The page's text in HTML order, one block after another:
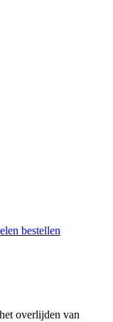
bestellen
overlijden van